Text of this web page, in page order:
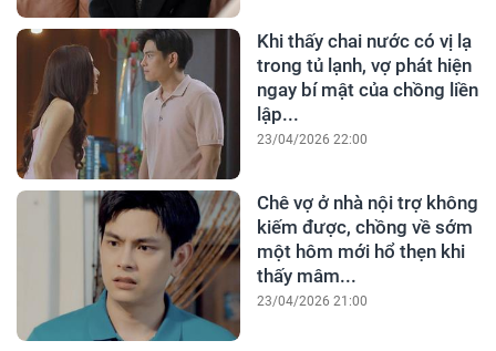
Khi thấy chai nước có vị lạ
trong tủ lạnh, vợ phát hiện
ngay bí mật của chồng liền
lập...
23/04/2026 22:00
Chê vợ ở nhà nội trợ không
kiếm được, chồng về sớm
một hôm mới hổ thẹn khi
thấy mâm...
23/04/2026 21:00